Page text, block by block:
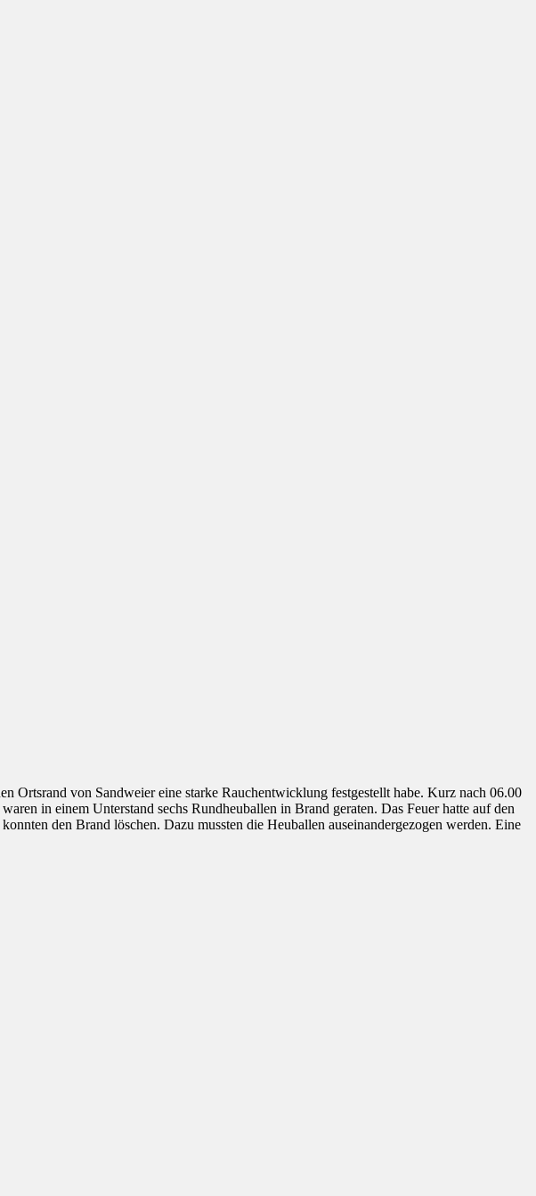
Ortsrand von Sandweier eine starke Rauchentwicklung festgestellt habe. Kurz nach 06.00
in einem Unterstand sechs Rundheuballen in Brand geraten. Das Feuer hatte auf den
den Brand löschen. Dazu mussten die Heuballen auseinandergezogen werden. Eine